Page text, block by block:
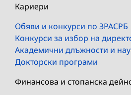
Кариери
Обяви и конкурси по ЗРАСРБ
Конкурси за избор на
Академични длъжности и
Докторски програми
Финансова и стопанска